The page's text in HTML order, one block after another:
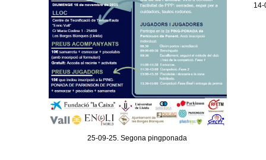
25-09-25. Segona pingponada
14-